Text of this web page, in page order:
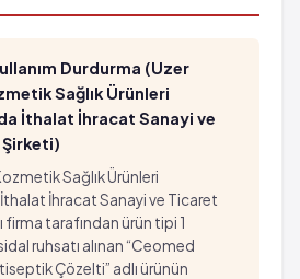
Durdurma (Uzer
Sağlık Ürünleri
İthalat İhracat Sanayi ve
Sağlık Ürünleri
İhracat Sanayi ve Ticaret
firma tarafından ürün tipi 1
ruhsatı alınan “Ceomed
Çözelti” adlı ürünün